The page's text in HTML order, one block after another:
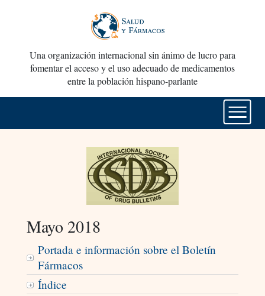
Una organización internacional sin ánimo de lucro para
fomentar el acceso y el uso adecuado de medicamentos
entre la población hispano-parlante
Mayo 2018
Portada e información sobre el Boletín
Fármacos
Índice